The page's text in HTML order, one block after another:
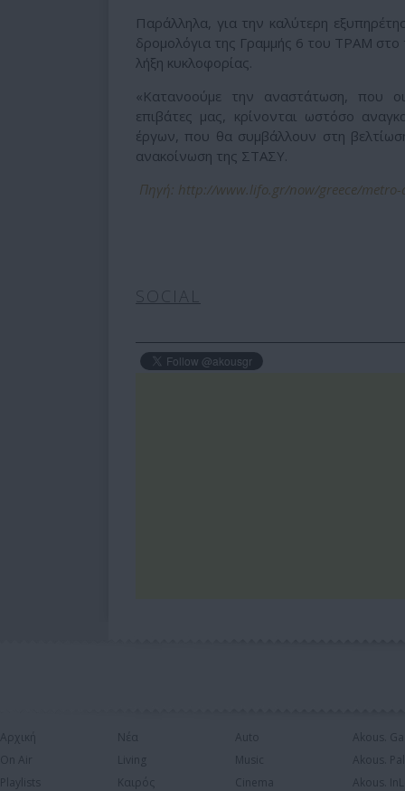
Παράλληλα, για την καλύτερη
δρομολόγια της Γραμμής 6 του ΤΡΑΜ
λήξη κυκλοφορίας.
«Κατανοούμε την αναστάτωση, που
επιβάτες μας, κρίνονται ωστόσο
έργων, που θα συμβάλλουν στη
ανακοίνωση της ΣΤΑΣΥ.
Πηγή: http://www.lifo.gr/now/greece/
SOCIAL
Αρχική
On Air
Playlists
Νέα
Living
Καιρός
Auto
Music
Cinema
Akous.
Akous.
Akous.